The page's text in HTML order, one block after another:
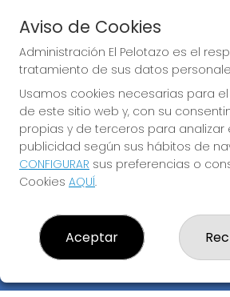
Compra en SELAE
Peñas
Boletos digitales
Acceso
CONTACTO
ADMINISTRACION DE LOTERIAS: 17-
OFICIAL: 21300
956073495
info@administracionelpelotazo.es
Callejones Cardoso nº12
Cádiz, 11002
Aviso de Cookies
Administración El Pelotazo es el
tratamiento de sus datos
Usamos cookies necesarias para
de este sitio web y, con su
propias y de terceros para analizar
publicidad según sus hábitos de
CONFIGURAR sus preferencias o
Cookies AQUÍ.
Aceptar